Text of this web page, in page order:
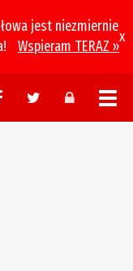
jest niezmiernie
Wspieram TERAZ »
x